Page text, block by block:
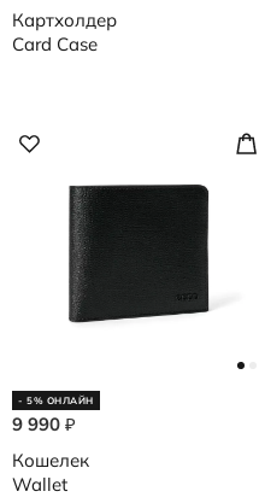
Картхолдер
Card Case
- 5% ОНЛАЙН
9 990 ₽
Кошелек
Wallet